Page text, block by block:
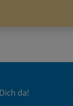
da!